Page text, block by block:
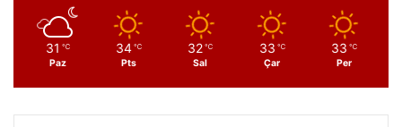
31 ℃
Paz
34 ℃
Pts
32 ℃
Sal
33 ℃
Çar
33 ℃
Per